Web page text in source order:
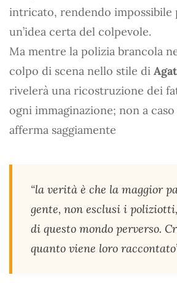
intricato, rendendo
un’idea certa del colpevole.
Ma mentre la polizia brancola
colpo di scena nello stile di
rivelerà una ricostruzione dei
ogni immaginazione; non a
afferma saggiamente
“la verità è che la maggior
gente, non esclusi i
di questo mondo perverso.
quanto viene loro